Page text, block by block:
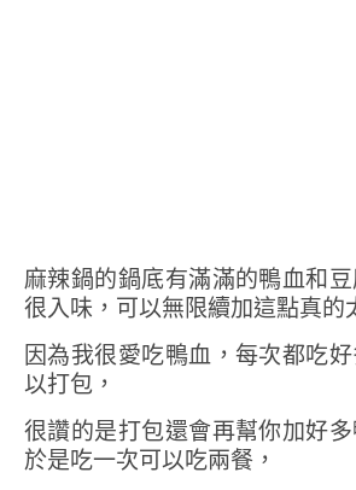
麻辣鍋的鍋底有滿滿的鴨血和
很入味，可以無限續加這點真的
因為我很愛吃鴨血，每次都吃
以打包，
很讚的是打包還會再幫你加好
於是吃一次可以吃兩餐，